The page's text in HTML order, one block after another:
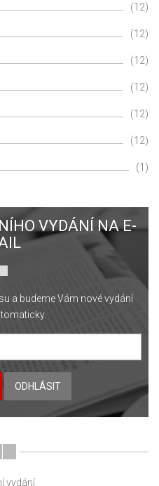
(12)
(12)
(12)
(12)
(12)
(12)
(1)
VYDÁNÍ NA E-
a budeme Vám nové vydání
ODHLÁSIT
vydání